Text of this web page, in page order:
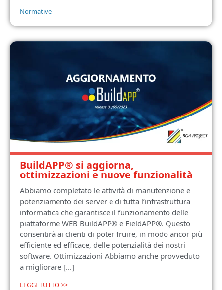
Normative
BuildAPP® si aggiorna,
ottimizzazioni e nuove funzionalità
Abbiamo completato le attività di manutenzione e
potenziamento dei server e di tutta l’infrastruttura
informatica che garantisce il funzionamento delle
piattaforme WEB BuildAPP® e FieldAPP®. Questo
consentirà ai clienti di poter fruire, in modo ancor più
efficiente ed efficace, delle potenzialità dei nostri
software. Ottimizzazioni Abbiamo anche provveduto
a migliorare [...]
LEGGI TUTTO >>